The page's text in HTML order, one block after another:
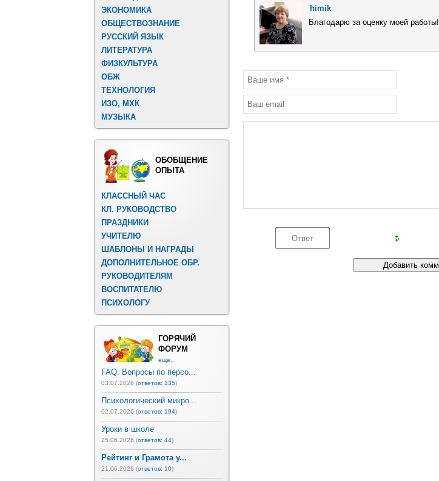
ЭКОНОМИКА
ОБЩЕСТВОЗНАНИЕ
РУССКИЙ ЯЗЫК
ЛИТЕРАТУРА
ФИЗКУЛЬТУРА
ОБЖ
ТЕХНОЛОГИЯ
ИЗО, МХК
МУЗЫКА
ОБОБЩЕНИЕ
ОПЫТА
КЛАССНЫЙ ЧАС
КЛ. РУКОВОДСТВО
ПРАЗДНИКИ
УЧИТЕЛЮ
ШАБЛОНЫ И НАГРАДЫ
ДОПОЛНИТЕЛЬНОЕ ОБР.
РУКОВОДИТЕЛЯМ
ВОСПИТАТЕЛЮ
ПСИХОЛОГУ
ГОРЯЧИЙ
ФОРУМ
еще...
FAQ. Вопросы по персо...
03.07.2026 (ответов: 135)
Психологический микро...
02.07.2026 (ответов: 194)
Уроки в школе
25.06.2026 (ответов: 44)
Рейтинг и Грамота у...
21.06.2026 (ответов: 10)
himik
Благодарю за оценку моей работы!